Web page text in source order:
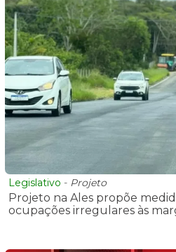
Legislativo - Projeto
Projeto na Ales propõe
ocupações irregulares às